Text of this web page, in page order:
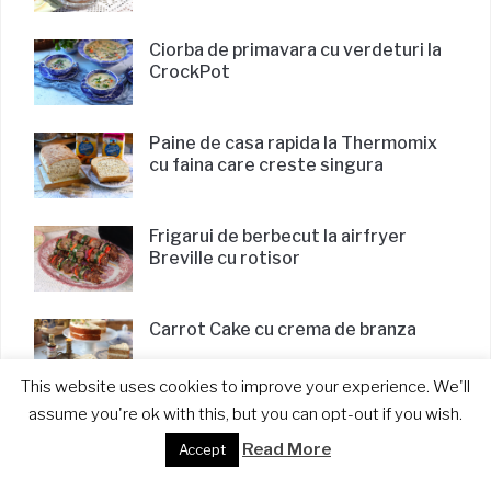
Ciorba de primavara cu verdeturi la
CrockPot
Paine de casa rapida la Thermomix
cu faina care creste singura
Frigarui de berbecut la airfryer
Breville cu rotisor
Carrot Cake cu crema de branza
FOLLOW TEO PE INSTAGRAM
This website uses cookies to improve your experience. We'll
assume you're ok with this, but you can opt-out if you wish.
Accept Read More